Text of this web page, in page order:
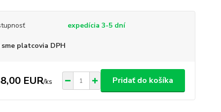
expedícia 3-5 dní
sme platcovia DPH
EUR/ks Pridať do košíka